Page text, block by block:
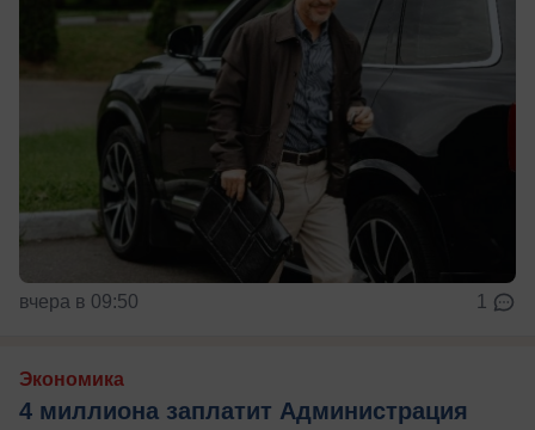
вчера в 09:50 1
Экономика
4 миллиона заплатит Администрация